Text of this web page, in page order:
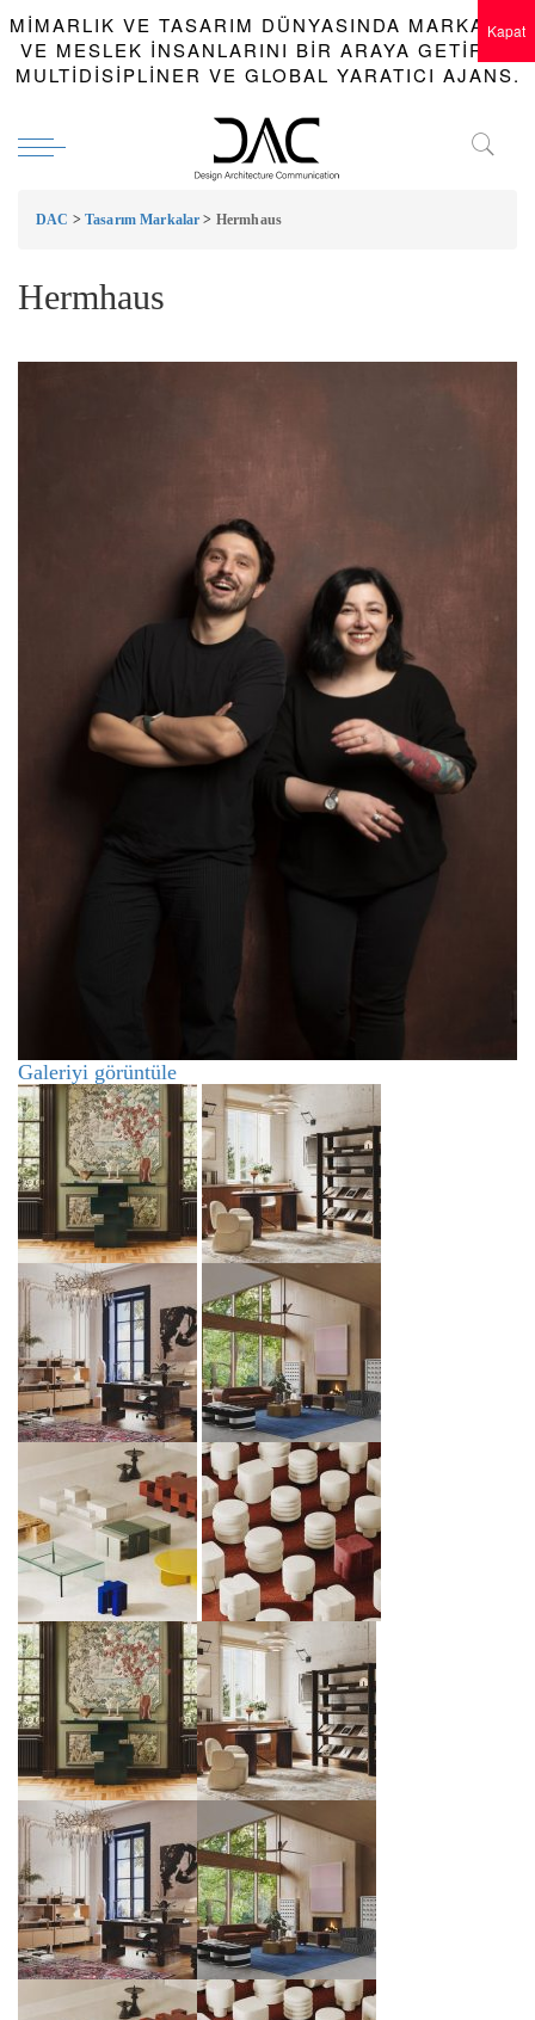
MIMARLIK VE TASARIM DÜNYASINDA MARKALAR
VE MESLEK INSANLARINI BIR ARAYA GETIREN
MULTIDISIPLINER VE GLOBAL YARATICI AJANS.
DAC > Tasarım Markalar > Hermhaus
Hermhaus
Galeriyi görüntüle
Kapat